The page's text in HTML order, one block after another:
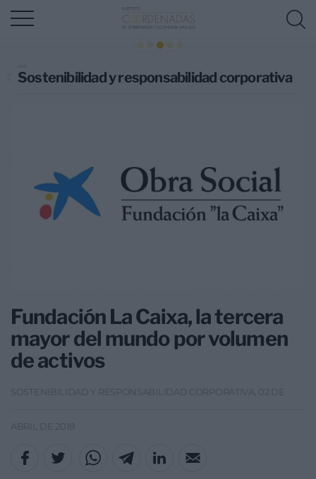
Sostenibilidad y responsabilidad corporativa
Fundación La Caixa, la tercera
mayor del mundo por volumen
de activos
SOSTENIBILIDAD Y RESPONSABILIDAD CORPORATIVA, 02 DE
ABRIL DE 2018